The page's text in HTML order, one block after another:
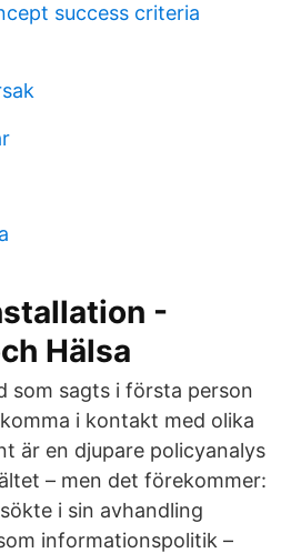
success criteria
-
Hälsa
som sagts i första person
i kontakt med olika
är en djupare policyanalys
– men det förekommer:
i sin avhandling
informationspolitik –